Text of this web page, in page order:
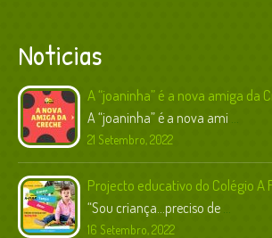
Noticias
A “joaninha” é a nova amiga da
A “joaninha” é a nova ami
21 Setembro, 2022
Projecto educativo do Colégio
“Sou criança…preciso de
16 Setembro, 2022